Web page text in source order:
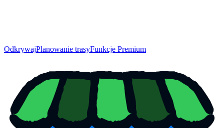
OdkrywajPlanowanie trasyFunkcje Premium